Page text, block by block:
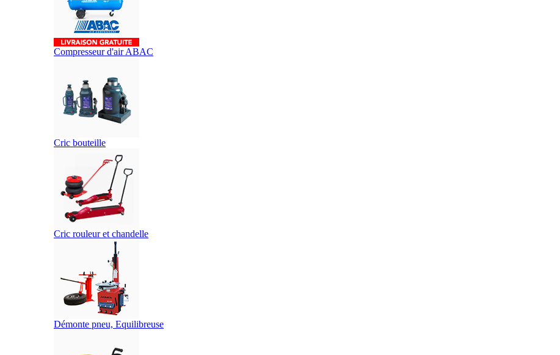
Compresseur d'air ABAC
Cric bouteille
Cric rouleur et chandelle
Démonte pneu, Equilibreuse